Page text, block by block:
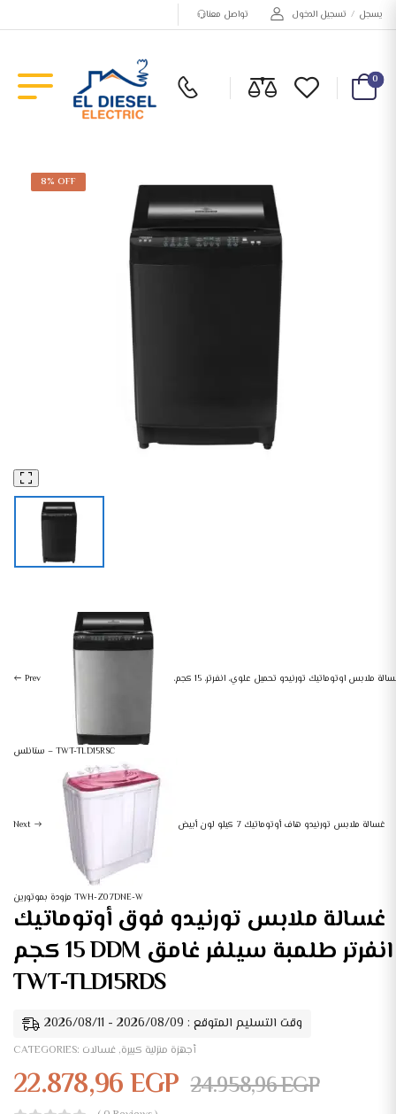
تواصل معنا تسجيل الدخول / يسجل
0
8% OFF
Prev غسالة ملابس اوتوماتيك تورنيدو تحميل علوي، انفرتر، 15 كجم،
ستانلس – TWT-TLD15RSC
Next غسالة ملابس تورنيدو هاف أوتوماتيك 7 كيلو لون أبيض
مزودة بموتورين TWH-Z07DNE-W
غسالة ملابس تورنيدو فوق أوتوماتيك
15 كجم DDM انفرتر طلمبة سيلفر غامق
TWT-TLD15RDS
وقت التسليم المتوقع : 2026/08/09 - 2026/08/11
CATEGORIES: أجهزة منزلية كبيرة, غسالات
22.878,96EGP 24.958,96EGP